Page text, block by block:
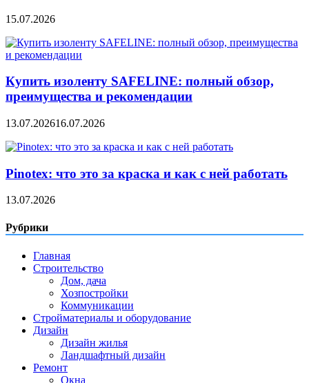
15.07.2026
Купить изоленту SAFELINE: полный обзор,
преимущества и рекомендации
13.07.202616.07.2026
Pinotex: что это за краска и как с ней работать
13.07.2026
Рубрики
Главная
Строительство
Дом, дача
Хозпостройки
Коммуникации
Стройматериалы и оборудование
Дизайн
Дизайн жилья
Ландшафтный дизайн
Ремонт
Окна